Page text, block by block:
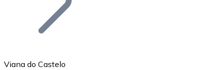
Viana do Castelo